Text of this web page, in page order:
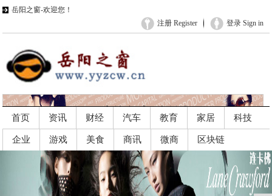
岳阳之窗-欢迎您！
登录 Sign in
注册 Register
首页 资讯 财经 汽车 教育 家居 科技
企业 游戏 美食 商讯 微商 区块链